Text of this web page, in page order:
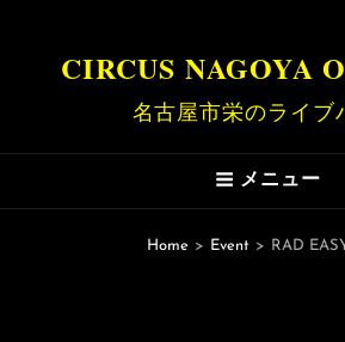
CIRCUS NAGOYA
名古屋市栄のライブ
メニュー
Home > Event > RAD